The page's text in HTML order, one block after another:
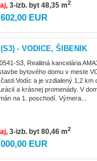
3-izb. byt 48,35 m2
EUR
- VODICE, ŠIBENIK
S3, Realitná kancelária
bytového domu v meste
Vodíc a je vzdialený 1,2
a krásnej promenády. V
na 1. poschodí. Výmera...
3-izb. byt 80,46 m2
EUR